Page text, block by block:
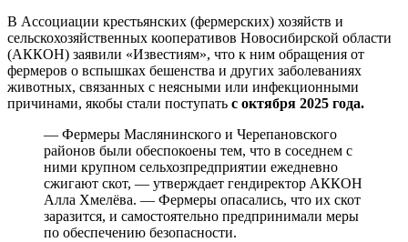
В Ассоциации крестьянских (фермерских) хозяйств и
сельскохозяйственных кооперативов Новосибирской области
(АККОН) заявили «Известиям», что к ним обращения от
фермеров о вспышках бешенства и других заболеваниях
животных, связанных с неясными или инфекционными
причинами, якобы стали поступать с октября 2025 года.
— Фермеры Маслянинского и Черепановского
районов были обеспокоены тем, что в соседнем с
ними крупном сельхозпредприятии ежедневно
сжигают скот, — утверждает гендиректор АККОН
Алла Хмелёва. — Фермеры опасались, что их скот
заразится, и самостоятельно предпринимали меры
по обеспечению безопасности.